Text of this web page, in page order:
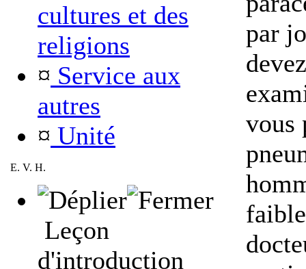
cultures et des
religions
¤ Service aux
autres
¤ Unité
E. V. H.
Leçon
d'introduction
par
vous